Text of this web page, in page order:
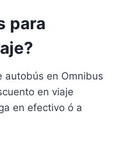
para
autobús en Omnibus
en viaje
en efectivo ó a